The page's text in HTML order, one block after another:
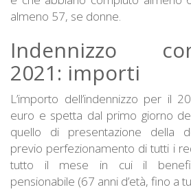
almeno 57, se donne.
Indennizzo
2021: importi
L’importo dell’indennizzo per il
euro e spetta dal primo giorno
quello di presentazione della
previo perfezionamento di tutti i
tutto il mese in cui il
pensionabile (67 anni d’età, fino a